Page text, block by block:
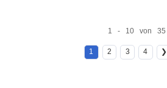
1 - 10 von 35
1 2 3 4 ❯